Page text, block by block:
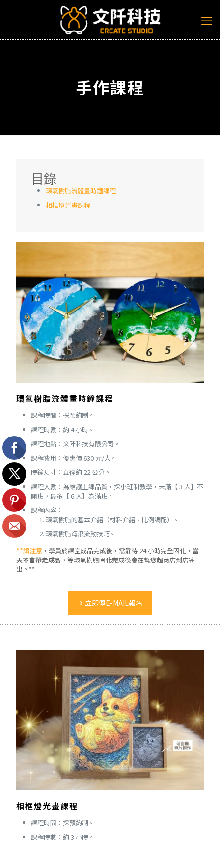
手作課程
目錄
環氧樹脂流體畫時鐘課程
相框燈光畫課程
環氧樹脂流體畫時鐘課程
課程時間：採預約制。
課程時數：約 4 小時。
課程地點：文阡科技有限公司。
課程費用：優惠價 630 元/人。
時鐘尺寸：直徑約 22 公分。
課程人數：為維護上課品質，採小班制教學，未滿【 3 人】不
開班，最多【 6 人】為滿班。
課程內容：
環氧樹脂的基本介紹（材料介紹、比例調配）。
環氧樹脂海浪流動技巧。
**請注意 ，學員於課堂成品完成後，需靜待 24 小時完全固化， 當
天不會帶走成品 ，等環氧樹脂固化完成後會在幫您超商店到店寄
出。**
立即傳E-MAIL報名
相框燈光畫課程
課程時間：採預約制。
課程時數：約 3 小時。